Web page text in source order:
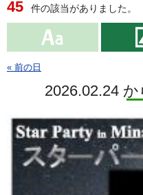
45 件の該当がありました。
« 前の日
2026.02.24